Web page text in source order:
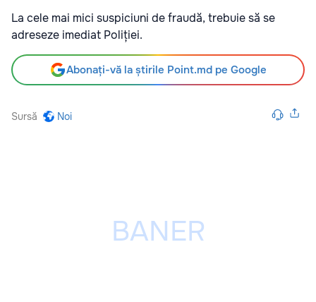
La cele mai mici suspiciuni de fraudă, trebuie să se
adreseze imediat Poliției.
Abonați-vă la știrile Point.md pe Google
Sursă Noi